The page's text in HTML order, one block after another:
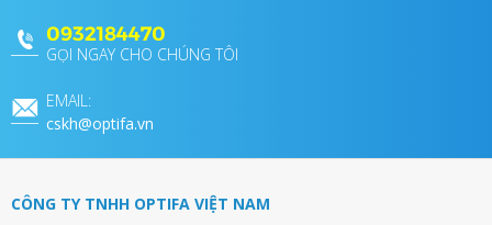
0932184470
GỌI NGAY CHO CHÚNG TÔI
EMAIL:
cskh@optifa.vn
CÔNG TY TNHH OPTIFA VIỆT NAM